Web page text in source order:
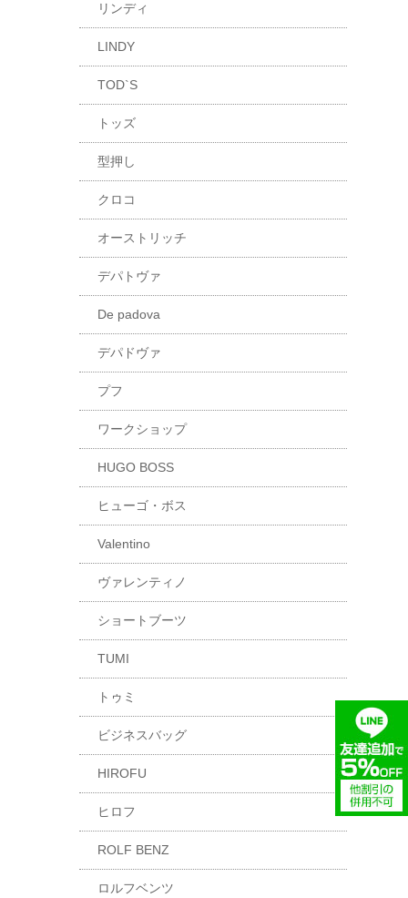
リンディ
LINDY
TOD`S
トッズ
型押し
クロコ
オーストリッチ
デパトヴァ
De padova
デパドヴァ
プフ
ワークショップ
HUGO BOSS
ヒューゴ・ボス
Valentino
ヴァレンティノ
ショートブーツ
TUMI
トゥミ
ビジネスバッグ
HIROFU
ヒロフ
ROLF BENZ
ロルフベンツ